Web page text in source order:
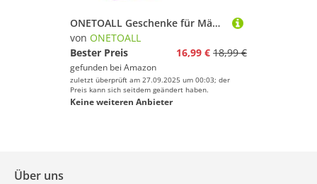
ONETOALL Geschenke für Mädchen 10 11 12 Jahre, Bauchtasche Kinder mit Buchstaben, Verstellbare Sling Bag Damen, Teenager Personalisierte Geschenkidee für Geburtstag Kindertag
von ONETOALL
Bester Preis
16,99 € 18,99 €
gefunden bei Amazon
zuletzt überprüft am 27.09.2025 um 00:03; der
Preis kann sich seitdem geändert haben.
Keine weiteren Anbieter
Über uns